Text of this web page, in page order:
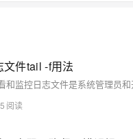
件tail -f用法